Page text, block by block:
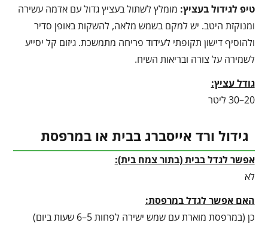
טיפ לגידול בעציץ: מומלץ לשתול בעציץ גדול עם אדמה עשירה
ומנוקזת היטב. יש למקם בשמש מלאה, להשקות באופן סדיר
ולהוסיף דישון תקופתי לעידוד פריחה מתמשכת. גיזום קל יסייע
לשמירה על צורה ובריאות השיח.
גודל עציץ:
20–30 ליטר
גידול ורד אייסברג בבית או במרפסת
אפשר לגדל בבית (בתור צמח בית):
לא
האם אפשר לגדל במרפסת:
כן (במרפסת מוארת עם שמש ישירה לפחות 5–6 שעות ביום)